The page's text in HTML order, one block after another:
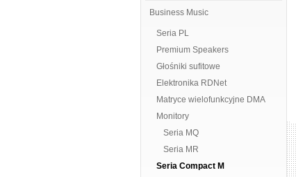
Business Music
Seria PL
Premium Speakers
Głośniki sufitowe
Elektronika RDNet
Matryce wielofunkcyjne DMA
Monitory
Seria MQ
Seria MR
Seria Compact M